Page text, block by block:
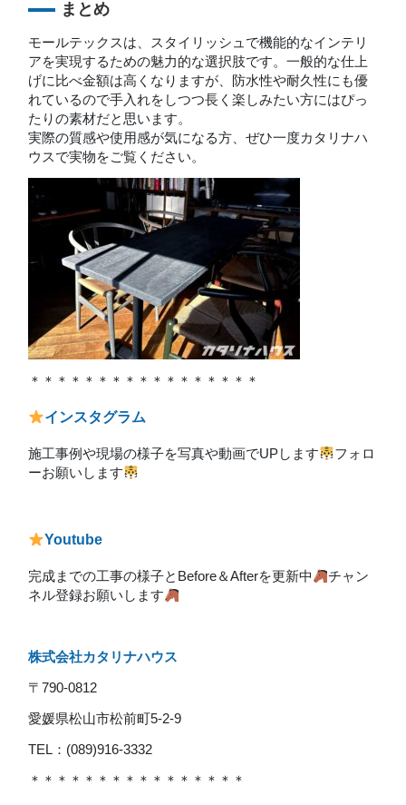
まとめ
モールテックスは、スタイリッシュで機能的なインテリ
アを実現するための魅力的な選択肢です。一般的な仕上
げに比べ金額は高くなりますが、防水性や耐久性にも優
れているので手入れをしつつ長く楽しみたい方にはぴっ
たりの素材だと思います。
実際の質感や使用感が気になる方、ぜひ一度カタリナハ
ウスで実物をご覧ください。
＊＊＊＊＊＊＊＊＊＊＊＊＊＊＊＊＊
インスタグラム
施工事例や現場の様子を写真や動画でUPします
フォロ
ーお願いします
Youtube
完成までの工事の様子とBefore＆Afterを更新中
チャン
ネル登録お願いします
株式会社カタリナハウス
〒790-0812
愛媛県松山市松前町5-2-9
TEL：(089)916-3332
＊＊＊＊＊＊＊＊＊＊＊＊＊＊＊＊